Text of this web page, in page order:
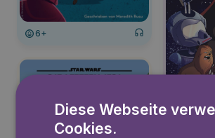
6+
Diese Webseite
Cookies.